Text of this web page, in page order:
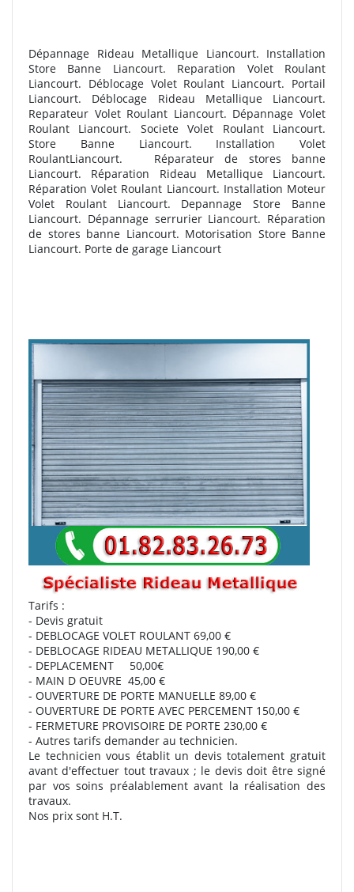
Dépannage Rideau Metallique Liancourt. Installation
Store Banne Liancourt. Reparation Volet Roulant
Liancourt. Déblocage Volet Roulant Liancourt. Portail
Liancourt. Déblocage Rideau Metallique Liancourt.
Reparateur Volet Roulant Liancourt. Dépannage Volet
Roulant Liancourt. Societe Volet Roulant Liancourt.
Store Banne Liancourt. Installation Volet
RoulantLiancourt. Réparateur de stores banne
Liancourt. Réparation Rideau Metallique Liancourt.
Réparation Volet Roulant Liancourt. Installation Moteur
Volet Roulant Liancourt. Depannage Store Banne
Liancourt. Dépannage serrurier Liancourt. Réparation
de stores banne Liancourt. Motorisation Store Banne
Liancourt. Porte de garage Liancourt
Tarifs :
- Devis gratuit
- DEBLOCAGE VOLET ROULANT 69,00 €
- DEBLOCAGE RIDEAU METALLIQUE 190,00 €
- DEPLACEMENT 50,00€
- MAIN D OEUVRE 45,00 €
- OUVERTURE DE PORTE MANUELLE 89,00 €
- OUVERTURE DE PORTE AVEC PERCEMENT 150,00 €
- FERMETURE PROVISOIRE DE PORTE 230,00 €
- Autres tarifs demander au technicien.
Le technicien vous établit un devis totalement gratuit
avant d'effectuer tout travaux ; le devis doit être signé
par vos soins préalablement avant la réalisation des
travaux.
Nos prix sont H.T.